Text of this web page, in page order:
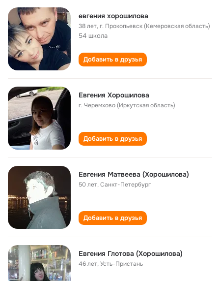
евгения хорошилова
38 лет,г. Прокопьевск (Кемеровская область)
54 школа
Добавить в друзья
Евгения Хорошилова
г. Черемхово (Иркутская область)
Добавить в друзья
Евгения Матвеева (Хорошилова)
50 лет,Санкт-Петербург
Добавить в друзья
Евгения Глотова (Хорошилова)
46 лет,Усть-Пристань